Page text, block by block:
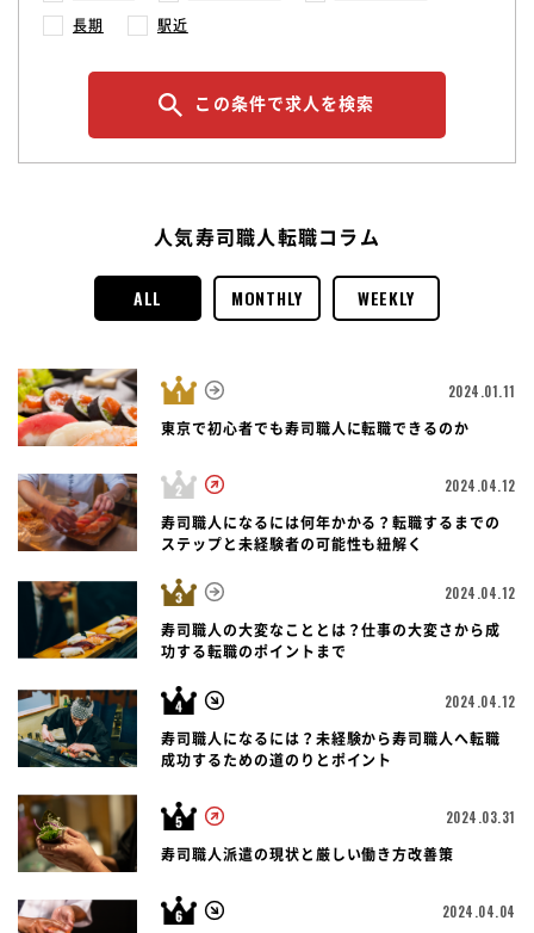
長期 駅近
この条件で求人を検索
人気寿司職人転職コラム
ALL MONTHLY WEEKLY
2024.01.11
東京で初心者でも寿司職人に転職できるのか
2024.04.12
寿司職人になるには何年かかる？転職するまでの
ステップと未経験者の可能性も紐解く
2024.04.12
寿司職人の大変なこととは？仕事の大変さから成
功する転職のポイントまで
2024.04.12
寿司職人になるには？未経験から寿司職人へ転職
成功するための道のりとポイント
2024.03.31
寿司職人派遣の現状と厳しい働き方改善策
2024.04.04